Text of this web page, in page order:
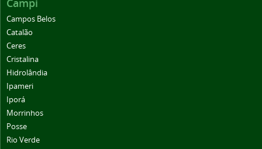
Campi
Campos Belos
Catalão
Ceres
Cristalina
Hidrolândia
Ipameri
Iporá
Morrinhos
Posse
Rio Verde